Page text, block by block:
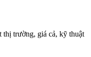
thị trường, giá cả, kỹ thuật